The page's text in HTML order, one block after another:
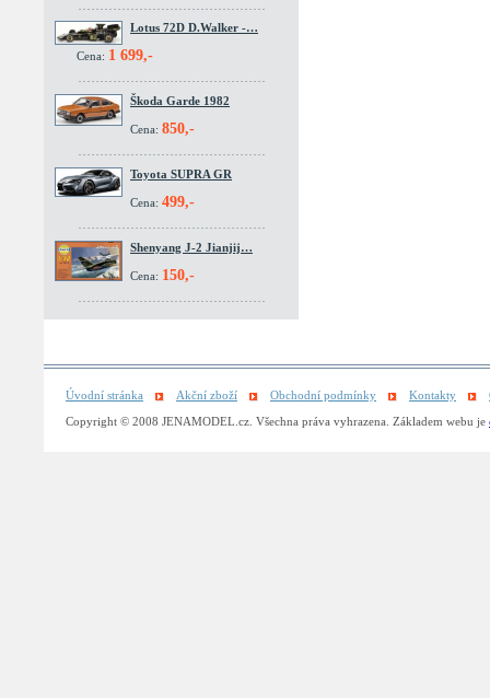
Lotus 72D D.Walker -…
Cena: 1 699,-
Škoda Garde 1982
Cena: 850,-
Toyota SUPRA GR
Cena: 499,-
Shenyang J-2 Jianjij…
Cena: 150,-
Úvodní stránka Akční zboží Obchodní podmínky Kontakty
Copyright © 2008 JENAMODEL.cz. Všechna práva vyhrazena. Základem webu je